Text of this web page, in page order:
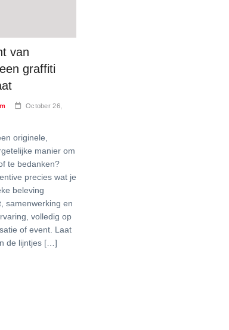
van
graffiti
October 26,
originele,
manier om
te bedanken?
precies wat je
beleving
samenwerking en
volledig op
of event. Laat
de lijntjes […]